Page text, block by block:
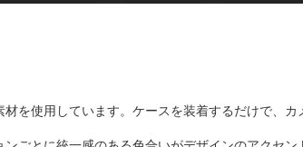
を使用しています。ケースを装着するだけで、カ